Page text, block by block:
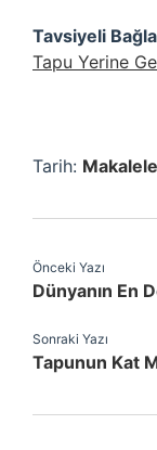
Tavsiyeli
Tapu Yerine
Tarih:
Önceki Yazı
Dünyanın En
Sonraki Yazı
Tapunun Kat